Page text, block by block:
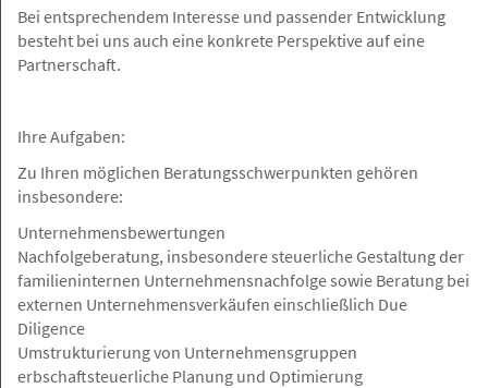
Assistenz sucht neue Festanstellung in
Vollzeit
10.05.2026
ReFa (m/w/d) für Kanzlei in Hamburger
City gesucht
mbB
Bei entsprechendem Interesse und passender Entwicklung
besteht bei uns auch eine konkrete Perspektive auf eine
Partnerschaft.
Ihre Aufgaben:
Zu Ihren möglichen Beratungsschwerpunkten gehören
insbesondere:
Unternehmensbewertungen
Nachfolgeberatung, insbesondere steuerliche Gestaltung der
familieninternen Unternehmensnachfolge sowie Beratung bei
externen Unternehmensverkäufen einschließlich Due
Diligence
Umstrukturierung von Unternehmensgruppen
erbschaftsteuerliche Planung und Optimierung